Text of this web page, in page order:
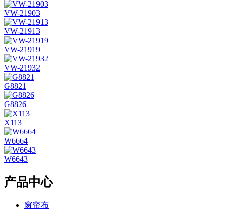
VW-21903
VW-21913
VW-21919
VW-21932
G8821
G8826
X113
W6664
W6643
产品中心
窗帘布